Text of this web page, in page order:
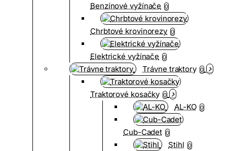
Benzínové vyžínače 0
Chrbtové krovinorezy 0
Elektrické vyžínače 0
Trávne traktory 0
Traktorové kosačky 0
AL-KO 0
Cub-Cadet 0
Stihl 0